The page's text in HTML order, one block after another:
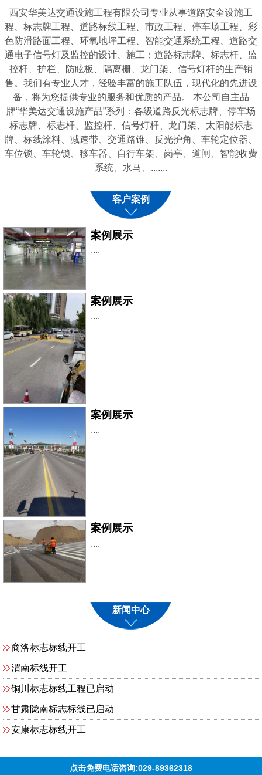
西安华美达交通设施工程有限公司专业从事道路安全设施工
程、标志牌工程、道路标线工程、市政工程、停车场工程、彩
色防滑路面工程、环氧地坪工程、智能交通系统工程、道路交
通电子信号灯及监控的设计、施工；道路标志牌、标志杆、监
控杆、护栏、防眩板、隔离栅、龙门架、信号灯杆的生产销
售。我们有专业人才，经验丰富的施工队伍，现代化的先进设
备，将为您提供专业的服务和优质的产品。 本公司自主品
牌“华美达交通设施产品”系列：各级道路反光标志牌、停车场
标志牌、标志杆、监控杆、信号灯杆、龙门架、太阳能标志
牌、标线涂料、减速带、交通路锥、反光护角、车轮定位器、
车位锁、车轮锁、移车器、自行车架、岗亭、道闸、智能收费
系统、水马、.......
客户案例
案例展示
....
案例展示
....
案例展示
....
案例展示
....
新闻中心
商洛标志标线开工
渭南标线开工
铜川标志标线工程已启动
甘肃陇南标志标线已启动
安康标志标线开工
点击免费电话咨询:029-89362318